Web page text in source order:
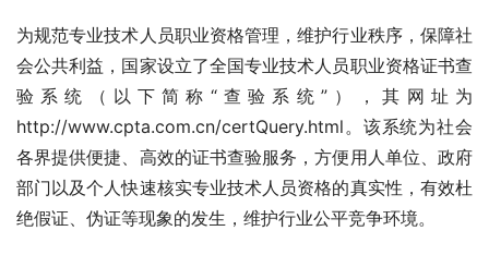
为规范专业技术人员职业资格管理，维护行业秩序，保障社
会公共利益，国家设立了全国专业技术人员职业资格证书查
验系统（以下简称“查验系统”），其网址为
http://www.cpta.com.cn/certQuery.html。该系统为社会
各界提供便捷、高效的证书查验服务，方便用人单位、政府
部门以及个人快速核实专业技术人员资格的真实性，有效杜
绝假证、伪证等现象的发生，维护行业公平竞争环境。